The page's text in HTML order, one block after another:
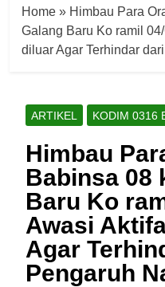
Home » Himbau Para
Galang Baru Ko ramil
diluar Agar Terhindar
ARTIKEL KODIM 0316
Himbau
Babinsa 08
Baru Ko
Awasi
Agar
Pengaruh